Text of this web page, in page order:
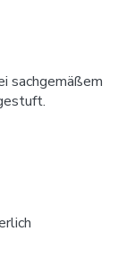
sachgemäßem